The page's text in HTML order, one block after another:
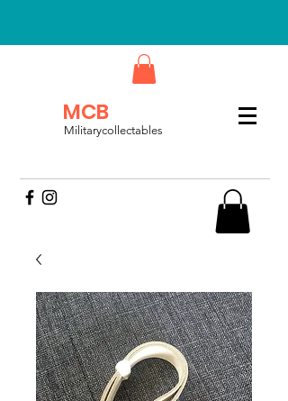
MCB
Militarycollectables